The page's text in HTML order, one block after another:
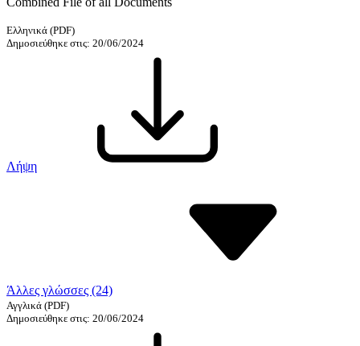
Ελληνικά (PDF)
Δημοσιεύθηκε στις: 20/06/2024
Λήψη
Άλλες γλώσσες (24)
Αγγλικά (PDF)
Δημοσιεύθηκε στις: 20/06/2024